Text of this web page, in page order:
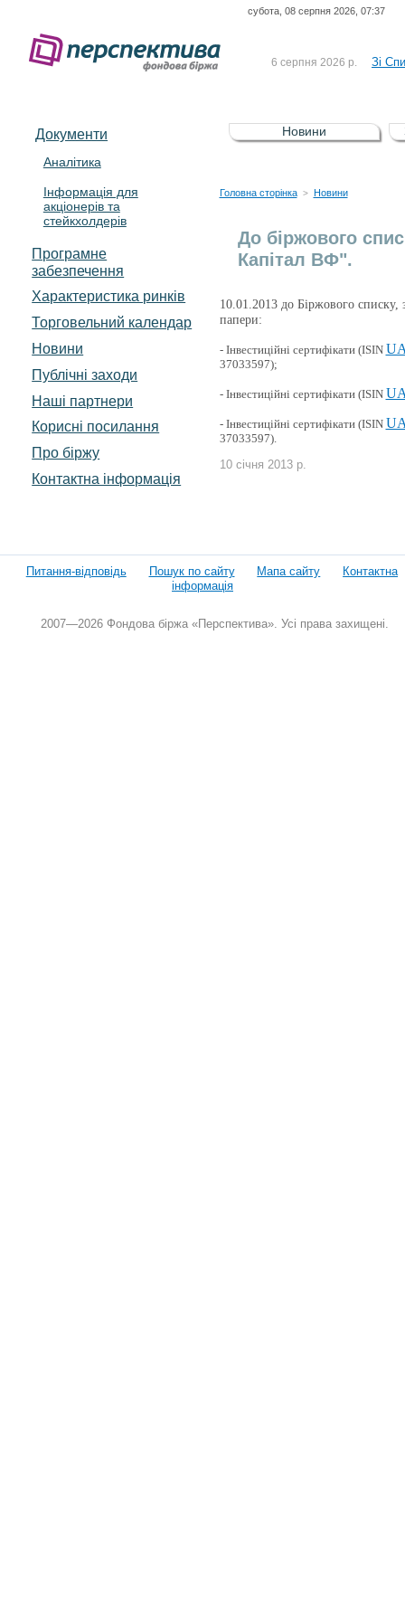
субота, 08 серпня 2026, 07:37
6 серпня 2026 р. Зі
5 серпня 2026 р.
Зі
UA4000232607)
4 серпня 2026 р.
Документи
Аналітика
Інформація для
акціонерів та
стейкхолдерів
Програмне
забезпечення
Характеристика pинків
Торговельний календар
Новини
Публічні заходи
Наші партнери
Корисні посилання
Про біржу
Контактна інформація
Новини
Головна сторінка > Новини
До біржового
Капітал ВФ".
10.01.2013 до Біржового списку,
папери:
- Інвестиційні сертифікати (ISIN
37033597);
- Інвестиційні сертифікати (ISIN
- Інвестиційні сертифікати (ISIN
37033597).
10 січня 2013 р.
Питання-відповідь Пошук по сайту Мапа сайту
Контактна
інформація
2007—2026 Фондова біржа «Перспектива». Усі права захищені.